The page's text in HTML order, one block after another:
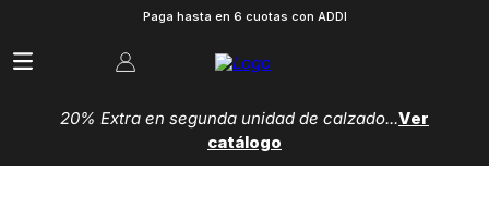
Paga hasta en 6 cuotas con ADDI
20% Extra en segunda unidad de calzado...Ver
catálogo